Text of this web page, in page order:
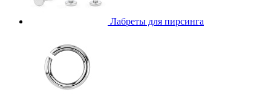
Лабреты для пирсинга